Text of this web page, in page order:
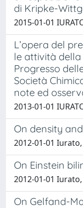
di Kripke-
2015-01-01
L’opera del
le attività
Progresso
Società
note ed
2013-01-01
On density
2012-01-01 Iurato,
On Einstein
2012-01-01 Iurato,
On Gelfand-